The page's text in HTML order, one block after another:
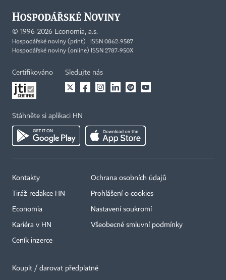
© 1996-2026 Economia, a.s.
Hospodářské noviny (print) ISSN 0862-9587
Hospodářské noviny (online) ISSN 2787-950X
Certifikováno Sledujte nás
Stáhněte si aplikaci HN
Kontakty
Tiráž redakce HN
Economia
Kariéra v HN
Ceník inzerce
Ochrana osobních údajů
Prohlášení o cookies
Nastavení soukromí
Všeobecné smluvní podmínky
Koupit / darovat předplatné